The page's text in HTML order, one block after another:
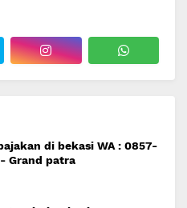
di bekasi WA : 0857-
Grand patra